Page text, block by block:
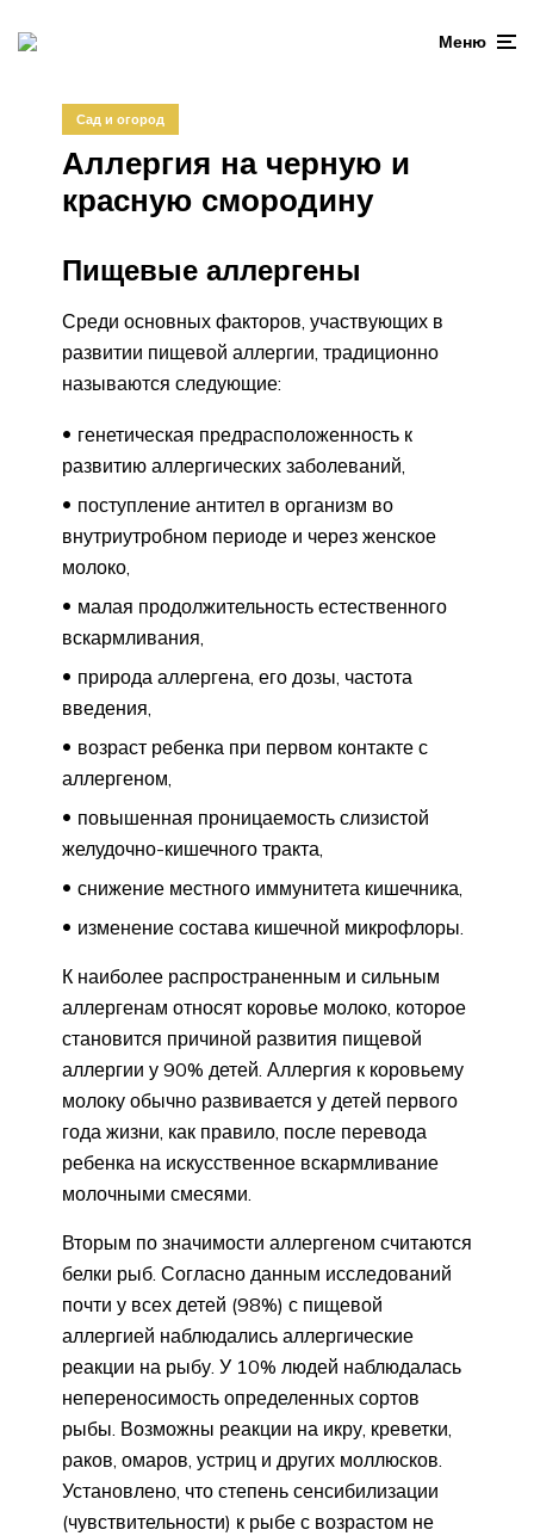
Меню
Сад и огород
Аллергия на черную и
красную смородину
Пищевые аллергены
Среди основных факторов, участвующих в
развитии пищевой аллергии, традиционно
называются следующие:
генетическая предрасположенность к
развитию аллергических заболеваний,
поступление антител в организм во
внутриутробном периоде и через женское
молоко,
малая продолжительность естественного
вскармливания,
природа аллергена, его дозы, частота
введения,
возраст ребенка при первом контакте с
аллергеном,
повышенная проницаемость слизистой
желудочно-кишечного тракта,
снижение местного иммунитета кишечника,
изменение состава кишечной микрофлоры.
К наиболее распространенным и сильным
аллергенам относят коровье молоко, которое
становится причиной развития пищевой
аллергии у 90% детей. Аллергия к коровьему
молоку обычно развивается у детей первого
года жизни, как правило, после перевода
ребенка на искусственное вскармливание
молочными смесями.
Вторым по значимости аллергеном считаются
белки рыб. Согласно данным исследований
почти у всех детей (98%) с пищевой
аллергией наблюдались аллергические
реакции на рыбу. У 10% людей наблюдалась
непереносимость определенных сортов
рыбы. Возможны реакции на икру, креветки,
раков, омаров, устриц и других моллюсков.
Установлено, что степень сенсибилизации
(чувствительности) к рыбе с возрастом не